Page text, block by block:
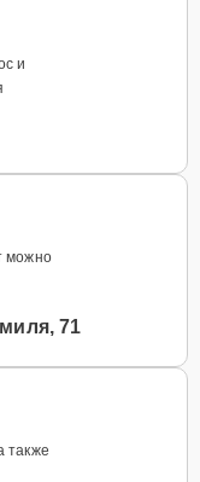
и
можно
71
также